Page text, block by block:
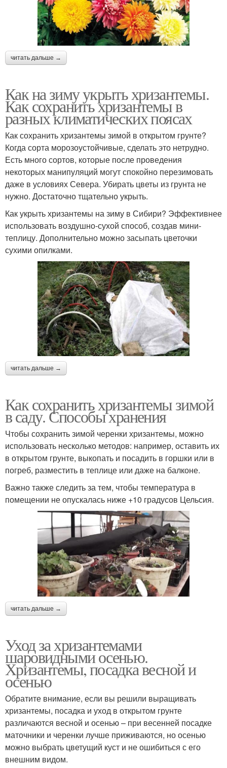
читать дальше →
Как на зиму укрыть хризантемы.
Как сохранить хризантемы в
разных климатических поясах
Как сохранить хризантемы зимой в открытом грунте?
Когда сорта морозоустойчивые, сделать это нетрудно.
Есть много сортов, которые после проведения
некоторых манипуляций могут спокойно перезимовать
даже в условиях Севера. Убирать цветы из грунта не
нужно. Достаточно тщательно укрыть.
Как укрыть хризантемы на зиму в Сибири? Эффективнее
использовать воздушно-сухой способ, создав мини-
теплицу. Дополнительно можно засыпать цветочки
сухими опилками.
читать дальше →
Как сохранить хризантемы зимой
в саду. Способы хранения
Чтобы сохранить зимой черенки хризантемы, можно
использовать несколько методов: например, оставить их
в открытом грунте, выкопать и посадить в горшки или в
погреб, разместить в теплице или даже на балконе.
Важно также следить за тем, чтобы температура в
помещении не опускалась ниже +10 градусов Цельсия.
читать дальше →
Уход за хризантемами
шаровидными осенью.
Хризантемы, посадка весной и
осенью
Обратите внимание, если вы решили выращивать
хризантемы, посадка и уход в открытом грунте
различаются весной и осенью – при весенней посадке
маточники и черенки лучше приживаются, но осенью
можно выбрать цветущий куст и не ошибиться с его
внешним видом.